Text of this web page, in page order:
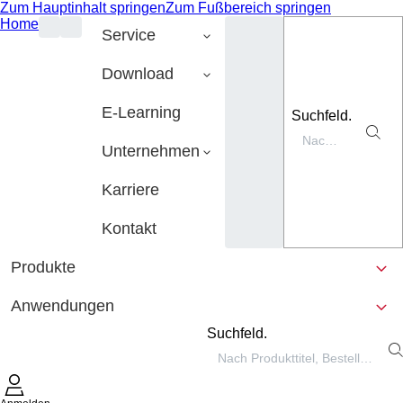
Zum Hauptinhalt springenZum Fußbereich springen
Home
Service
Download
E-Learning
Unternehmen
Karriere
Kontakt
Suchfeld.
Produkte
Anwendungen
Suchfeld.